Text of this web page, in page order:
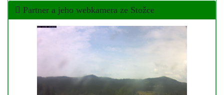
Partner a jeho webkamera ze Stožce